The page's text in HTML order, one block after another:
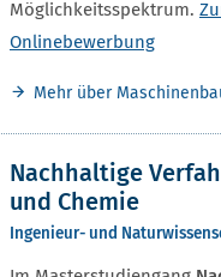
Möglichkeitsspektrum.
Onlinebewerbung
Mehr über
Nachhaltige
und Chemie
Ingenieur- und